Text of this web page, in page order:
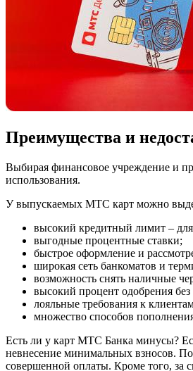
Преимущества и
Выбирая финансовое учреждение и
использования.
У выпускаемых МТС карт можно
высокий кредитный лимит –
выгодные процентные ставки;
быстрое оформление и
широкая сеть банкоматов и
возможность снять наличные
высокий процент одобрения
лояльные требования к
множество способов
Есть ли у карт МТС Банка минусы?
невнесение минимальных взносов.
совершенной оплаты. Кроме того, за